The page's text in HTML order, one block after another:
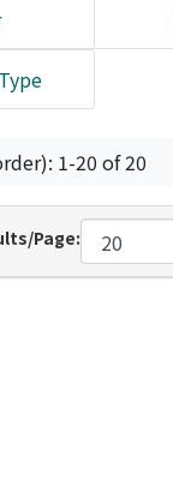
1-20 of 20
Page: